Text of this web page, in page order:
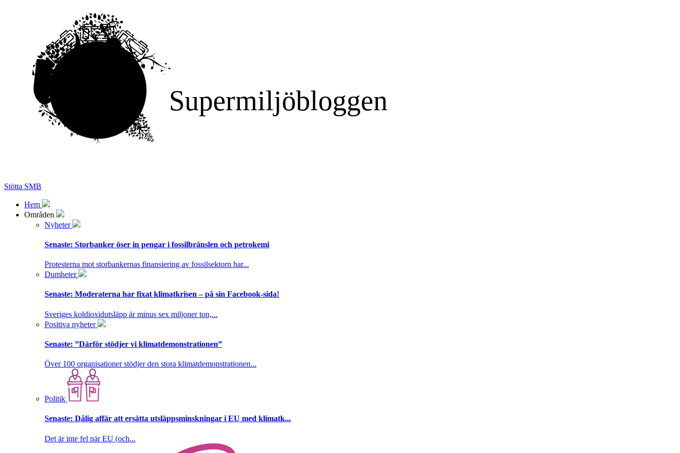
Supermiljöbloggen
Stötta SMB
Hem
Områden
Nyheter
Senaste: Storbanker öser in pengar i fossilbränslen och petrokemi
Protesterna mot storbankernas finansiering av fossilsektorn har...
Dumheter
Senaste: Moderaterna har fixat klimatkrisen – på sin Facebook-sida!
Sveriges koldioxidutsläpp är minus sex miljoner ton,...
Positiva nyheter
Senaste: ”Därför stödjer vi klimatdemonstrationen”
Över 100 organisationer stödjer den stora klimatdemonstrationen...
Politik
Senaste: Dålig affär att ersätta utsläppsminskningar i EU med klimatk...
Det är inte fel när EU (och...